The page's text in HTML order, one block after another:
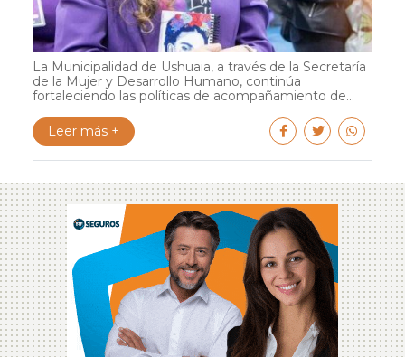
La Municipalidad de Ushuaia, a través de la Secretaría
de la Mujer y Desarrollo Humano, continúa
fortaleciendo las políticas de acompañamiento de...
Leer más +